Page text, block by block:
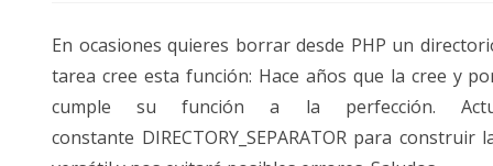
de
forma
recursiva
En ocasiones quieres borrar desde PHP un
tarea cree esta función: Hace años que la cree y
cumple su función a la perfección.
constante DIRECTORY_SEPARATOR para